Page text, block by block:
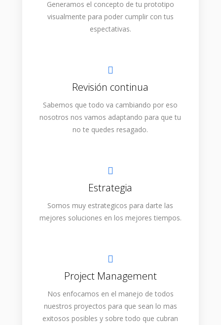
Generamos el concepto de tu prototipo
visualmente para poder cumplir con tus
espectativas.
Revisión continua
Sabemos que todo va cambiando por eso
nosotros nos vamos adaptando para que tu
no te quedes resagado.
Estrategia
Somos muy estrategicos para darte las
mejores soluciones en los mejores tiempos.
Project Management
Nos enfocamos en el manejo de todos
nuestros proyectos para que sean lo mas
exitosos posibles y sobre todo que cubran